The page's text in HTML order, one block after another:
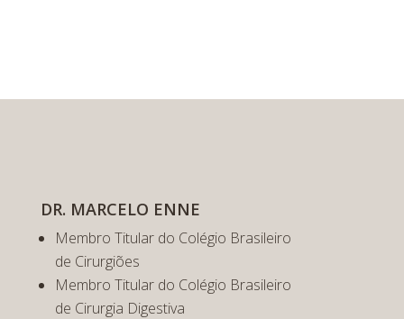
DR. MARCELO ENNE
Membro Titular do Colégio Brasileiro
de Cirurgiões
Membro Titular do Colégio Brasileiro
de Cirurgia Digestiva